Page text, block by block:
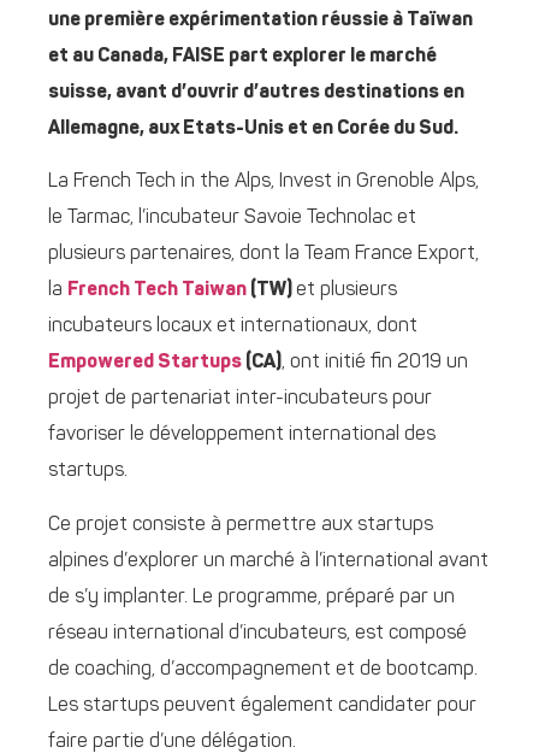
une première expérimentation réussie à Taïwan
et au Canada, FAISE part explorer le marché
suisse, avant d’ouvrir d’autres destinations en
Allemagne, aux Etats-Unis et en Corée du Sud.
La French Tech in the Alps, Invest in Grenoble Alps,
le Tarmac, l’incubateur Savoie Technolac et
plusieurs partenaires, dont la Team France Export,
la French Tech Taiwan (TW)et plusieurs
incubateurs locaux et internationaux, dont
Empowered Startups (CA), ont initié fin 2019 un
projet de partenariat inter-incubateurs pour
favoriser le développement international des
startups.
Ce projet consiste à permettre aux startups
alpines d’explorer un marché à l’international avant
de s’y implanter. Le programme, préparé par un
réseau international d’incubateurs, est composé
de coaching, d’accompagnement et de bootcamp.
Les startups peuvent également candidater pour
faire partie d’une délégation.